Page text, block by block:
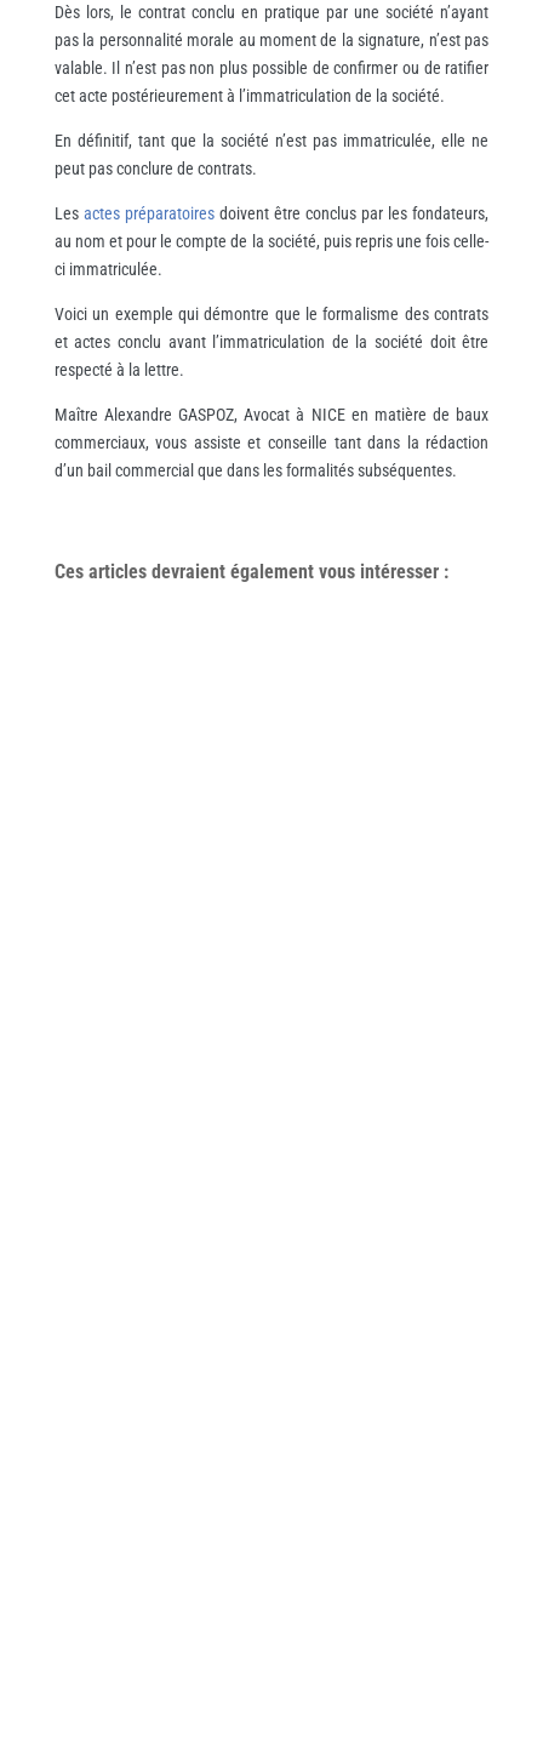
Dès lors, le contrat conclu en pratique par une société n’ayant
pas la personnalité morale au moment de la signature, n’est pas
valable. Il n’est pas non plus possible de confirmer ou de ratifier
cet acte postérieurement à l’immatriculation de la société.
En définitif, tant que la société n’est pas immatriculée, elle ne
peut pas conclure de contrats.
Lesactes préparatoiresdoivent être conclus par les fondateurs,
au nom et pour le compte de la société, puis repris une fois celle-
ci immatriculée.
Voici un exemple qui démontre que le formalisme des contrats
et actes conclu avant l’immatriculation de la société doit être
respecté à la lettre.
Maître Alexandre GASPOZ, Avocat à NICE en matière de baux
commerciaux, vous assiste et conseille tant dans la rédaction
d’un bail commercial que dans les formalités subséquentes.
Ces articles devraient également vous intéresser: